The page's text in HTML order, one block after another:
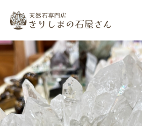
当店について
天然石について